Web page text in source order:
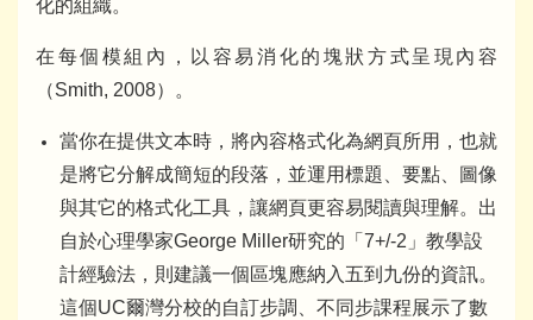
化的組織。
在每個模組內，以容易消化的塊狀方式呈現內容
（Smith, 2008）。
當你在提供文本時，將內容格式化為網頁所用，也就
是將它分解成簡短的段落，並運用標題、要點、圖像
與其它的格式化工具，讓網頁更容易閱讀與理解。出
自於心理學家George Miller研究的「7+/-2」教學設
計經驗法，則建議一個區塊應納入五到九份的資訊。
這個UC爾灣分校的自訂步調、不同步課程展示了數